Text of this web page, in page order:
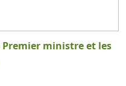
Premier ministre et les